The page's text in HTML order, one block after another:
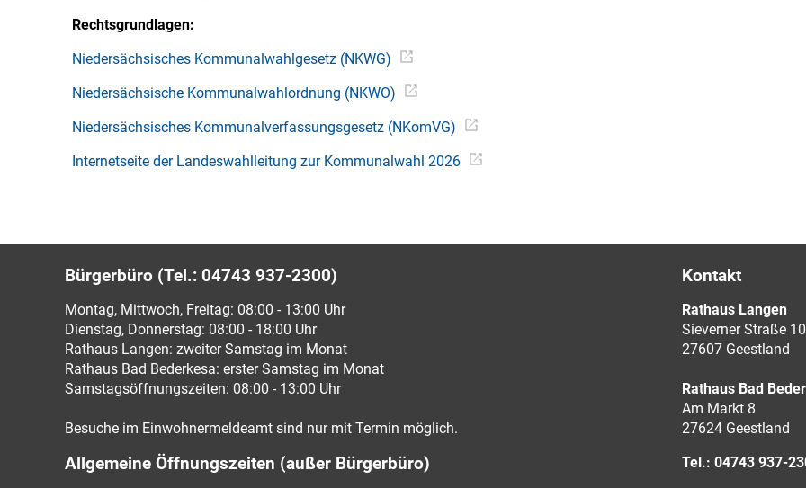
Rechtsgrundlagen:
Niedersächsisches Kommunalwahlgesetz (NKWG)
Niedersächsische Kommunalwahlordnung (NKWO)
Niedersächsisches Kommunalverfassungsgesetz (NKomVG)
Internetseite der Landeswahlleitung zur Kommunalwahl 2026
Bürgerbüro (Tel.: 04743 937-2300)
Montag, Mittwoch, Freitag: 08:00 - 13:00 Uhr
Dienstag, Donnerstag: 08:00 - 18:00 Uhr
Rathaus Langen: zweiter Samstag im Monat
Rathaus Bad Bederkesa: erster Samstag im Monat
Samstagsöffnungszeiten: 08:00 - 13:00 Uhr
Besuche im Einwohnermeldeamt sind nur mit Termin möglich.
Allgemeine Öffnungszeiten (außer Bürgerbüro)
Kontakt
Rathaus Langen
Sieverner Straße 10
27607 Geestland
Rathaus Bad
Am Markt 8
27624 Geestland
Tel.: 04743 937-